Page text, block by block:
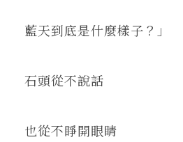
藍天到底是什麼樣子？」
石頭從不說話
也從不睜開眼睛